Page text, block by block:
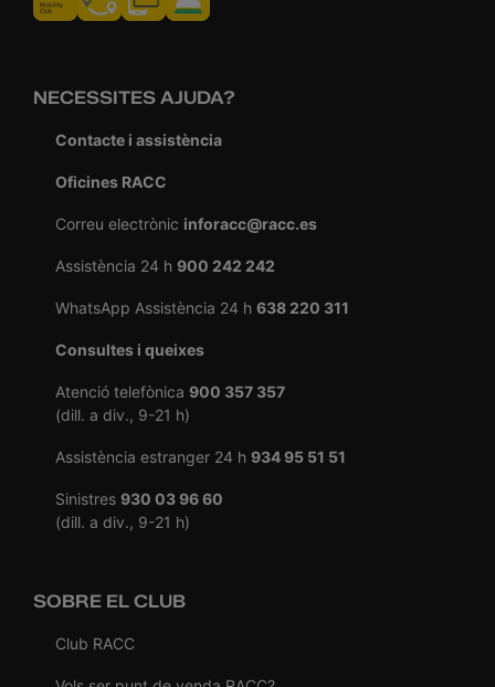
NECESSITES AJUDA?
Contacte i assistència
Oficines RACC
Correu electrònic inforacc@racc.es
Assistència 24 h 900 242 242
WhatsApp Assistència 24 h 638 220 311
Consultes i queixes
Atenció telefònica 900 357 357
(dill. a div., 9-21 h)
Assistència estranger 24 h 934 95 51 51
Sinistres 930 03 96 60
(dill. a div., 9-21 h)
SOBRE EL CLUB
Club RACC